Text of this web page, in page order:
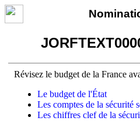
Révisez le budget de la France
Le budget de l'État
Les comptes de la sécurité
Les chiffres clef de la